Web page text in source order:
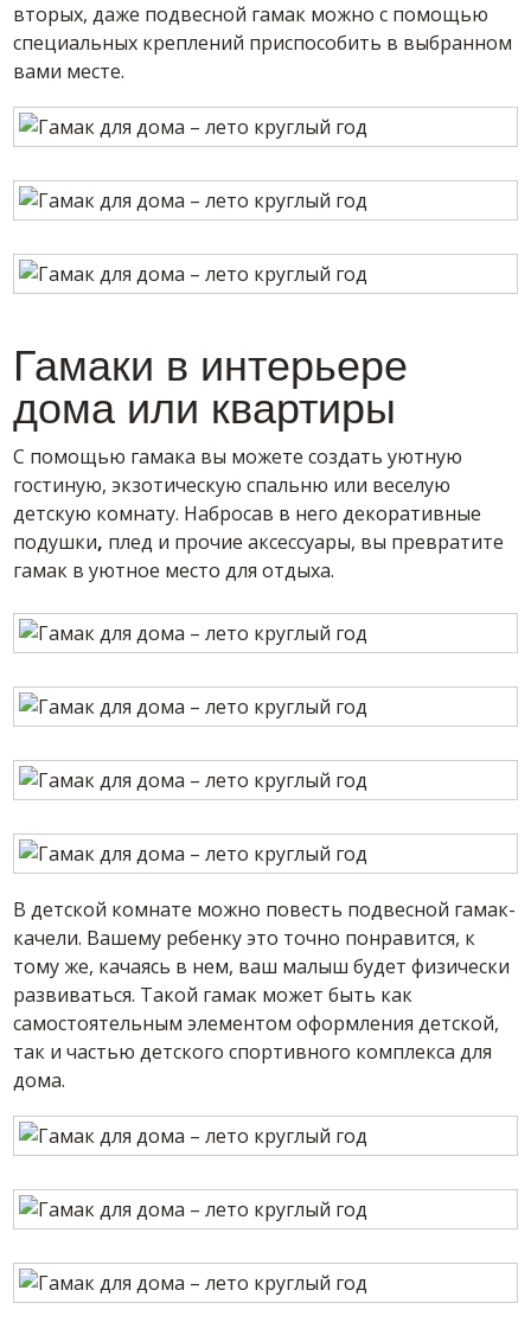
вторых, даже подвесной гамак можно с помощью
специальных креплений приспособить в выбранном
вами месте.
Гамаки в интерьере
дома или квартиры
С помощью гамака вы можете создать уютную
гостиную, экзотическую спальню или веселую
детскую комнату. Набросав в него декоративные
подушки, плед и прочие аксессуары, вы превратите
гамак в уютное место для отдыха.
В детской комнате можно повесть подвесной гамак-
качели. Вашему ребенку это точно понравится, к
тому же, качаясь в нем, ваш малыш будет физически
развиваться. Такой гамак может быть как
самостоятельным элементом оформления детской,
так и частью детского спортивного комплекса для
дома.